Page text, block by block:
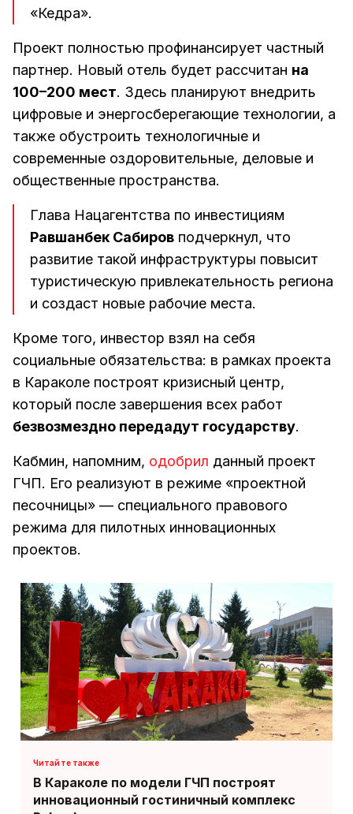
«Кедра».
Проект полностью профинансирует частный
партнер. Новый отель будет рассчитан на
100–200 мест. Здесь планируют внедрить
цифровые и энергосберегающие технологии, а
также обустроить технологичные и
современные оздоровительные, деловые и
общественные пространства.
Глава Нацагентства по инвестициям
Равшанбек Сабиров подчеркнул, что
развитие такой инфраструктуры повысит
туристическую привлекательность региона
и создаст новые рабочие места.
Кроме того, инвестор взял на себя
социальные обязательства: в рамках проекта
в Караколе построят кризисный центр,
который после завершения всех работ
безвозмездно передадут государству.
Кабмин, напомним, одобрил данный проект
ГЧП. Его реализуют в режиме «проектной
песочницы» — специального правового
режима для пилотных инновационных
проектов.
В Караколе по модели ГЧП построят
инновационный гостиничный комплекс